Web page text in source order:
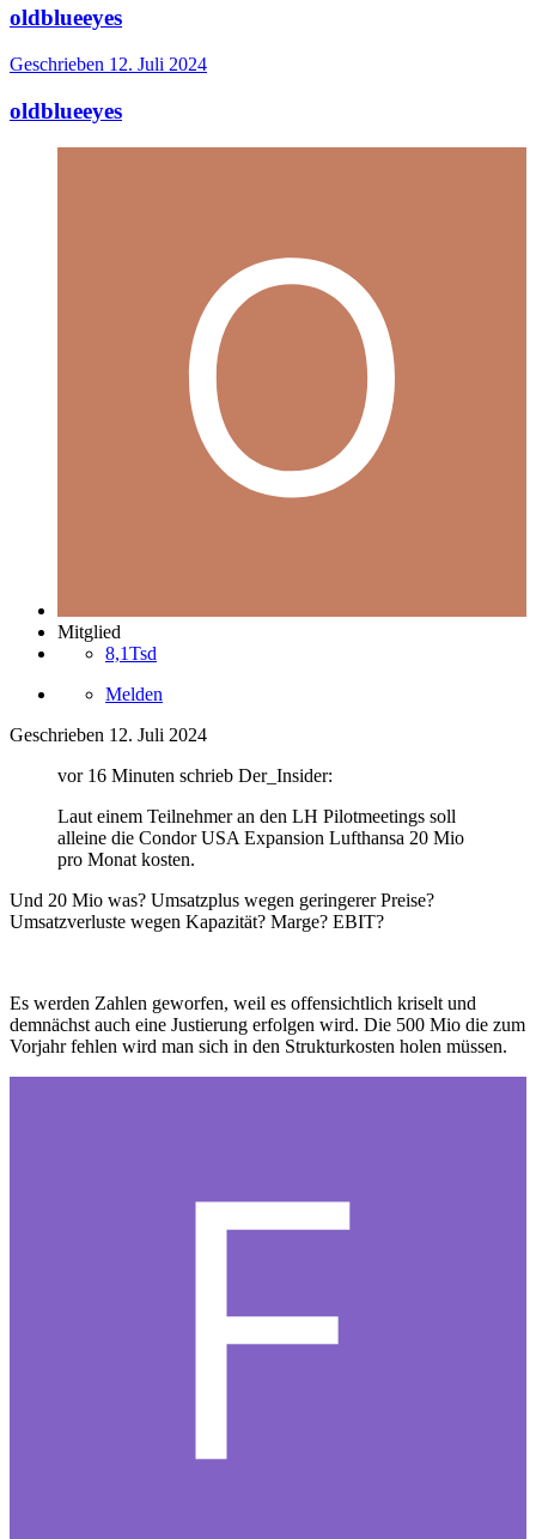
oldblueeyes
Geschrieben 12. Juli 2024
oldblueeyes
Mitglied
8,1Tsd
Melden
Geschrieben 12. Juli 2024
vor 16 Minuten schrieb Der_Insider:
Laut einem Teilnehmer an den LH Pilotmeetings soll
alleine die Condor USA Expansion Lufthansa 20 Mio
pro Monat kosten.
Und 20 Mio was? Umsatzplus wegen geringerer Preise?
Umsatzverluste wegen Kapazität? Marge? EBIT?
Es werden Zahlen geworfen, weil es offensichtlich kriselt und
demnächst auch eine Justierung erfolgen wird. Die 500 Mio die zum
Vorjahr fehlen wird man sich in den Strukturkosten holen müssen.